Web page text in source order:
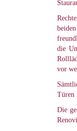
die
vor
Türen
Die